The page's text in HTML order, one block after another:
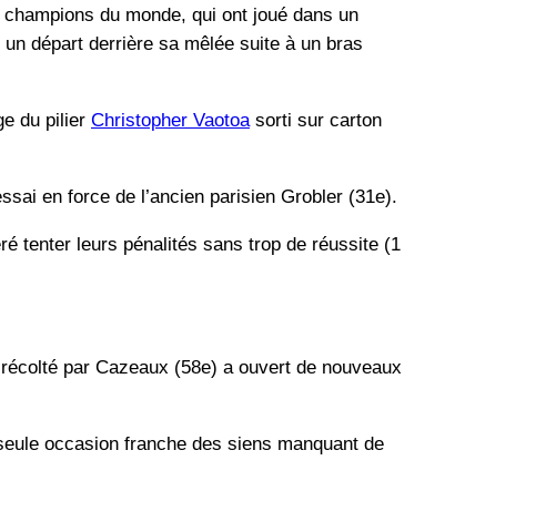
du monde, qui ont joué dans un
départ derrière sa mêlée suite à un bras
du pilier Christopher Vaotoasorti sur carton
en force de l’ancien parisien Grobler (31e).
tenter leurs pénalités sans trop de réussite (1
par Cazeaux (58e) a ouvert de nouveaux
occasion franche des siens manquant de